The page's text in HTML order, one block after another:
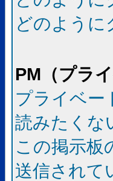
どのように
PM（プラ
プライベー
読みたくな
この掲示板
送信されて